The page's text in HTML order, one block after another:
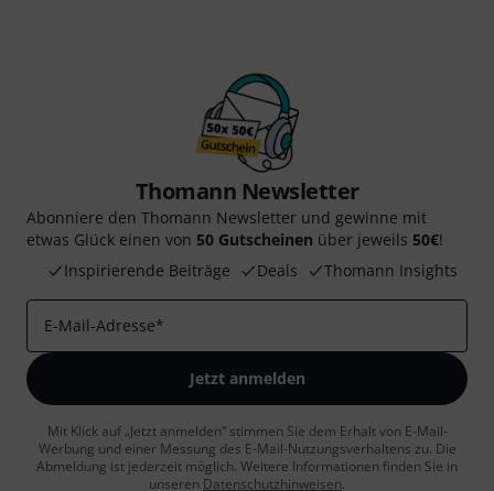
Thomann Newsletter
Abonniere den Thomann Newsletter und gewinne mit
etwas Glück einen von 50 Gutscheinen über jeweils 50€!
Inspirierende Beiträge
Deals Thomann Insights
E-Mail-Adresse*
Jetzt anmelden
Mit Klick auf „Jetzt anmelden“ stimmen Sie dem Erhalt von E-Mail-
Werbung und einer Messung des E-Mail-Nutzungsverhaltens zu. Die
Abmeldung ist jederzeit möglich. Weitere Informationen finden Sie in
unseren Datenschutzhinweisen.